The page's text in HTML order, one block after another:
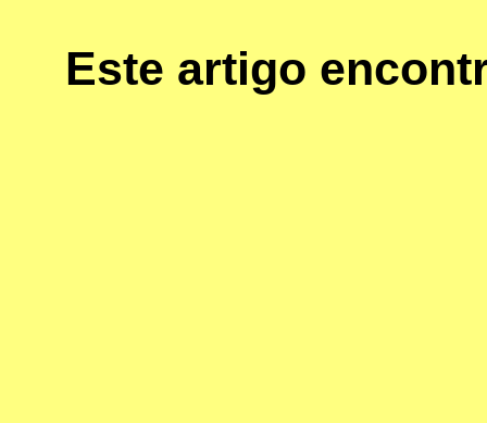
Este artigo